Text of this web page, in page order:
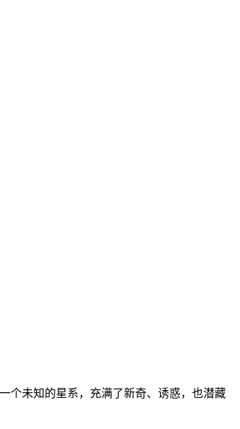
个未知的星系，充满了新奇、诱惑，也潜藏